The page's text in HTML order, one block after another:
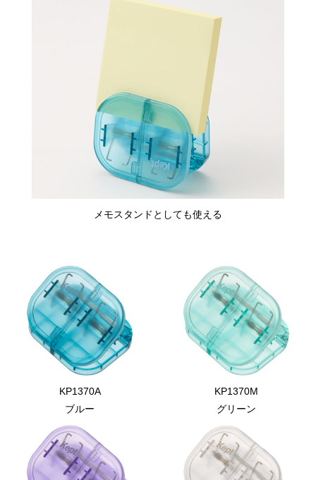
メモスタンドとしても使える
KP1370A
ブルー
KP1370M
グリーン